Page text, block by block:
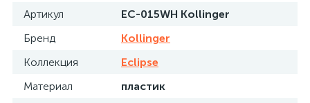
Артикул
EC-015WH Kollinger
Бренд
Kollinger
Коллекция
Eclipse
Материал
пластик